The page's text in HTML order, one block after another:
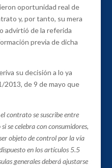
oportunidad real de
y, por tanto, su mera
advirtió de la referida
previa de dicha
su decisión a lo ya
de 9 de mayo que
contrato se suscribe entre
se celebra con consumidores,
objeto de control por la vía
en los artículos 5.5
generales deberá ajustarse